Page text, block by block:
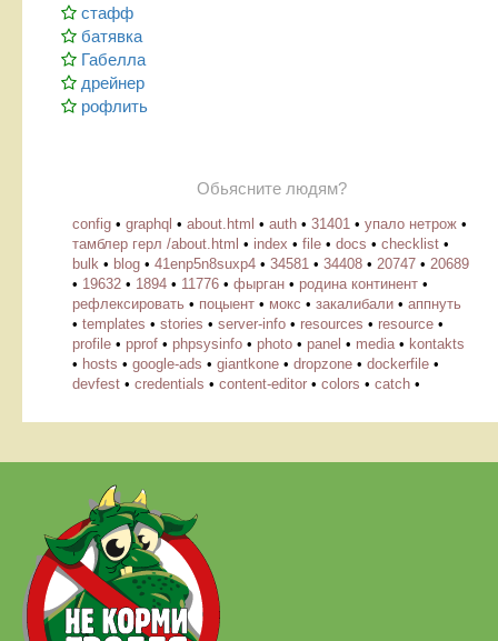
стафф
батявка
Габелла
дрейнер
рофлить
Обьясните людям?
config • graphql • about.html • auth • 31401 • упало нетрож •
тамблер герл /about.html • index • file • docs • checklist •
bulk • blog • 41enp5n8suxp4 • 34581 • 34408 • 20747 • 20689
• 19632 • 1894 • 11776 • фырган • родина континент •
рефлексировать • поцыент • мокс • закалибали • аппнуть
• templates • stories • server-info • resources • resource •
profile • pprof • phpsysinfo • photo • panel • media • kontakts
• hosts • google-ads • giantkone • dropzone • dockerfile •
devfest • credentials • content-editor • colors • catch •